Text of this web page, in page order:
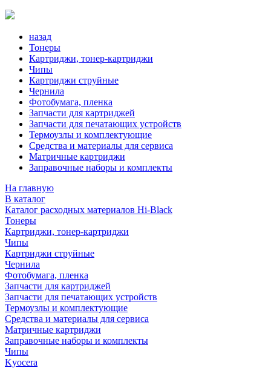
назад
Тонеры
Картриджи, тонер-картриджи
Чипы
Картриджи струйные
Чернила
Фотобумага, пленка
Запчасти для картриджей
Запчасти для печатающих устройств
Термоузлы и комплектующие
Средства и материалы для сервиса
Матричные картриджи
Заправочные наборы и комплекты
На главную
В каталог
Каталог расходных материалов Hi-Black
Тонеры
Картриджи, тонер-картриджи
Чипы
Картриджи струйные
Чернила
Фотобумага, пленка
Запчасти для картриджей
Запчасти для печатающих устройств
Термоузлы и комплектующие
Средства и материалы для сервиса
Матричные картриджи
Заправочные наборы и комплекты
Чипы
Kyocera